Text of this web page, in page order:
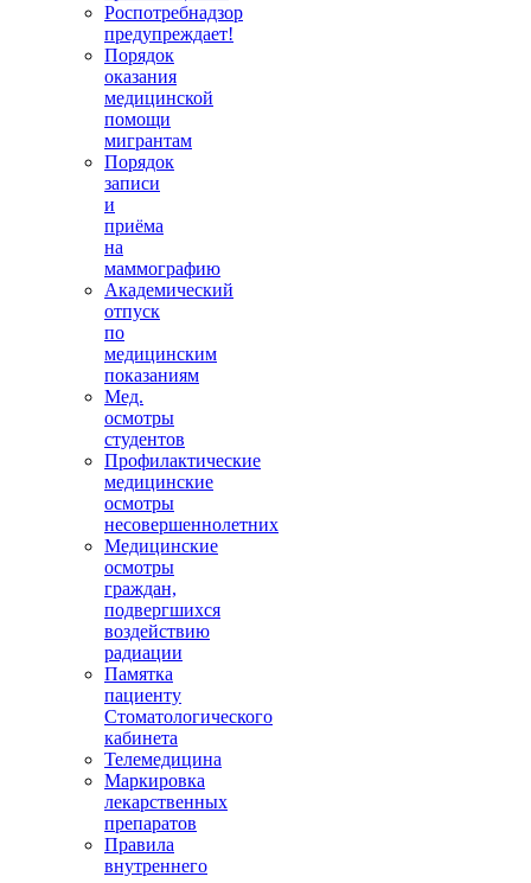
Роспотребнадзор
предупреждает!
Порядок
оказания
медицинской
помощи
мигрантам
Порядок
записи
и
приёма
на
маммографию
Академический
отпуск
по
медицинским
показаниям
Мед.
осмотры
студентов
Профилактические
медицинские
осмотры
несовершеннолетних
Медицинские
осмотры
граждан,
подвергшихся
воздействию
радиации
Памятка
пациенту
Стоматологического
кабинета
Телемедицина
Маркировка
лекарственных
препаратов
Правила
внутреннего